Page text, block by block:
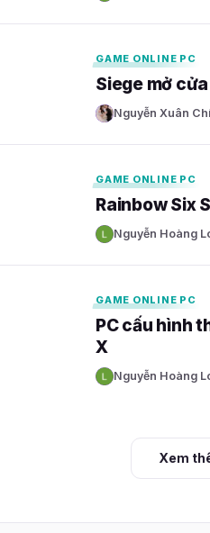
GAME ONLINE PC
Siege mở
N Nguyễn Xuân
GAME ONLINE PC
Rainbow Six
N Nguyễn Hoàng
GAME ONLINE PC
PC cấu hình
X
N Nguyễn Hoàng
Xem